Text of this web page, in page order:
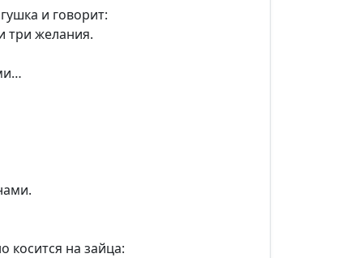
и говорит:
три желания.
косится на зайца: